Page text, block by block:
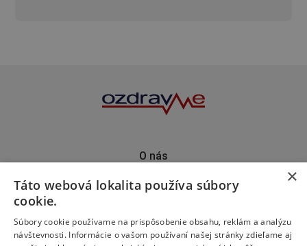
O nás
Predplatné
Podporte nás
×
Táto webová lokalita používa súbory
cookie.
Súbory cookie používame na prispôsobenie obsahu, reklám a analýzu
návštevnosti. Informácie o vašom používaní našej stránky zdieľame aj